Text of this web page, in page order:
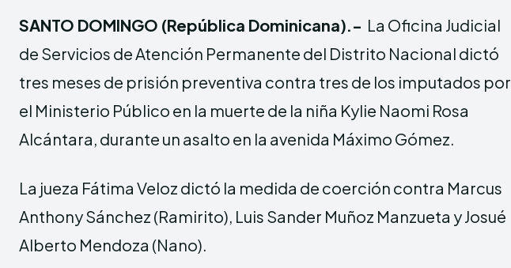
SANTO DOMINGO (República Dominicana).- La Oficina Judicial
de Servicios de Atención Permanente del Distrito Nacional dictó
tres meses de prisión preventiva contra tres de los imputados por
el Ministerio Público en la muerte de la niña Kylie Naomi Rosa
Alcántara, durante un asalto en la avenida Máximo Gómez.
La jueza Fátima Veloz dictó la medida de coerción contra Marcus
Anthony Sánchez (Ramirito), Luis Sander Muñoz Manzueta y Josué
Alberto Mendoza (Nano).